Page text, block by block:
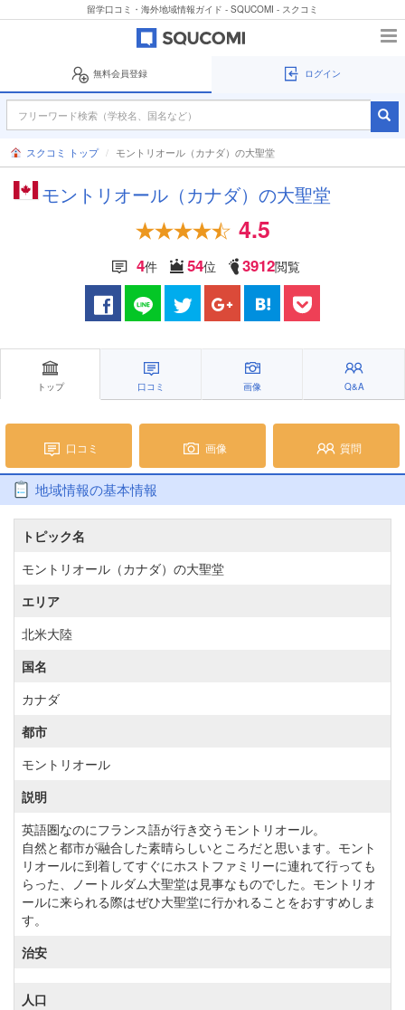
留学口コミ・海外地域情報ガイド - SQUCOMI - スクコミ
無料会員登録 ログイン
スクコミ トップ モントリオール（カナダ）の大聖堂
モントリオール（カナダ）の大聖堂
4.5
4件 54位 3912閲覧
トップ 口コミ 画像 Q&A
口コミ 画像 質問
地域情報の基本情報
トピック名
モントリオール（カナダ）の大聖堂
エリア
北米大陸
国名
カナダ
都市
モントリオール
説明
英語圏なのにフランス語が行き交うモントリオール。
自然と都市が融合した素晴らしいところだと思います。モント
リオールに到着してすぐにホストファミリーに連れて行っても
らった、ノートルダム大聖堂は見事なものでした。モントリオ
ールに来られる際はぜひ大聖堂に行かれることをおすすめしま
す。
治安
人口